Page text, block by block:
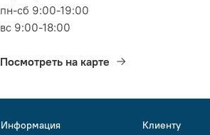
пн-сб 9:00-19:00
вс 9:00-18:00
Посмотреть на карте
Информация Клиенту